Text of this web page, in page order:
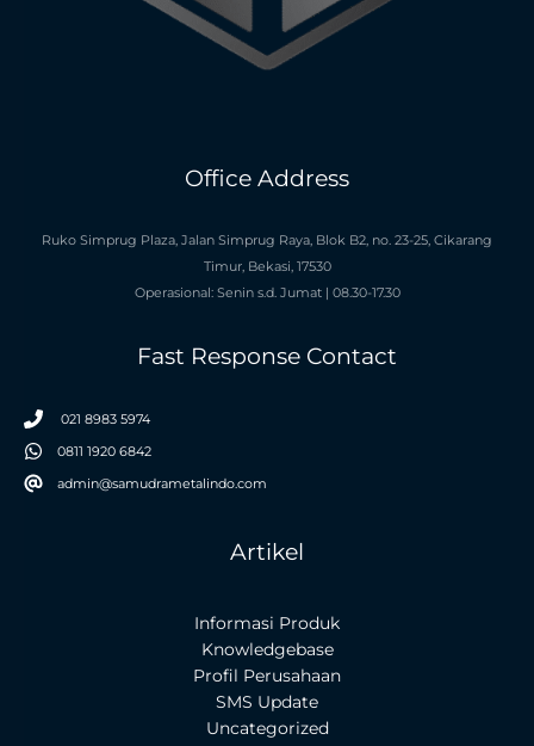
Office Address
Ruko Simprug Plaza, Jalan Simprug Raya, Blok B2, no. 23-25, Cikarang
Timur, Bekasi, 17530
Operasional: Senin s.d. Jumat | 08.30-17.30
Fast Response Contact
021 8983 5974
0811 1920 6842
admin@samudrametalindo.com
Artikel
Informasi Produk
Knowledgebase
Profil Perusahaan
SMS Update
Uncategorized